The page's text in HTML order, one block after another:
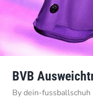
BVB
Bydein-fussballschuh